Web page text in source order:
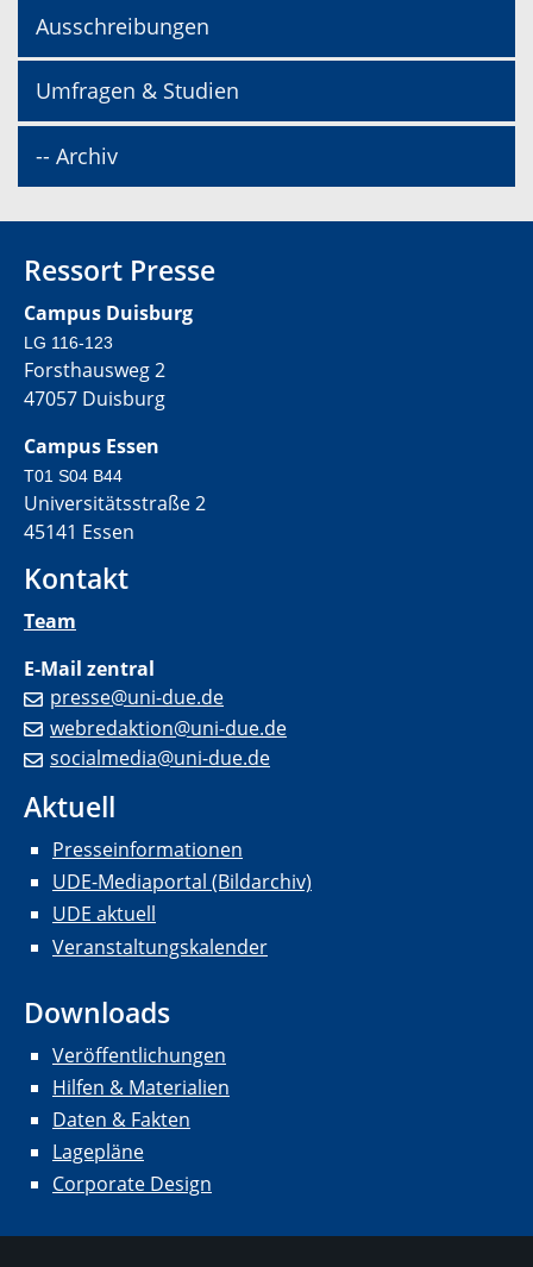
Ausschreibungen
Umfragen & Studien
-- Archiv
Ressort Presse
Campus Duisburg
LG 116-123
Forsthausweg 2
47057 Duisburg
Campus Essen
T01 S04 B44
Universitätsstraße 2
45141 Essen
Kontakt
Team
E-Mail zentral
presse@uni-due.de
webredaktion@uni-due.de
socialmedia@uni-due.de
Aktuell
Presseinformationen
UDE-Mediaportal (Bildarchiv)
UDE aktuell
Veranstaltungskalender
Downloads
Veröffentlichungen
Hilfen & Materialien
Daten & Fakten
Lagepläne
Corporate Design